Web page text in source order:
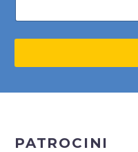
PATROCINI